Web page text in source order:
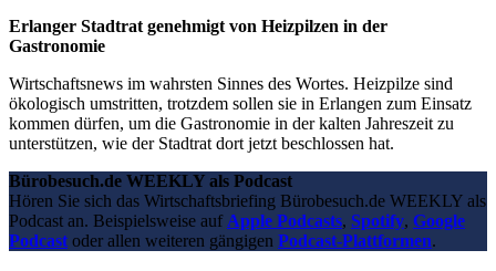
Erlanger Stadtrat genehmigt von Heizpilzen in der
Gastronomie
Wirtschaftsnews im wahrsten Sinnes des Wortes. Heizpilze sind
ökologisch umstritten, trotzdem sollen sie in Erlangen zum Einsatz
kommen dürfen, um die Gastronomie in der kalten Jahreszeit zu
unterstützen, wie der Stadtrat dort jetzt beschlossen hat.
Bürobesuch.de WEEKLY als Podcast
Hören Sie sich das Wirtschaftsbriefing Bürobesuch.de WEEKLY als
Podcast an. Beispielsweise auf Apple Podcasts, Spotify, Google
Podcast oder allen weiteren gängigen Podcast-Plattformen.